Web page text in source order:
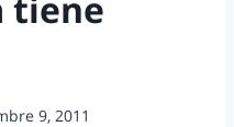
9, 2011